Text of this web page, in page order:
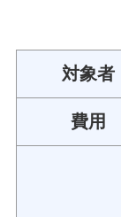
対象者
費用